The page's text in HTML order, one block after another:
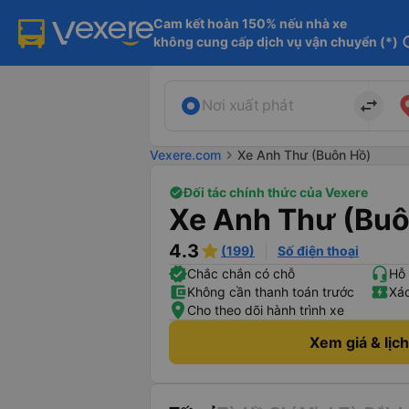
Cam kết hoàn 150% nếu nhà xe
không cung cấp dịch vụ vận chuyển (*)
Nơi xuất phát import_export
Vexere.com chevron_right Xe Anh Thư (Buôn Hồ)
Đối tác chính thức của Vexere
Xe Anh Thư
4.3 (199)
Số điện thoại
Chắc chắn có chỗ
Không cần thanh toán trước
Cho theo dõi hành trình xe
Xem giá &